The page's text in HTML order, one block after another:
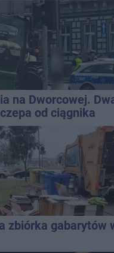
na Dworcowej.
od ciągnika
zbiórka gabarytów